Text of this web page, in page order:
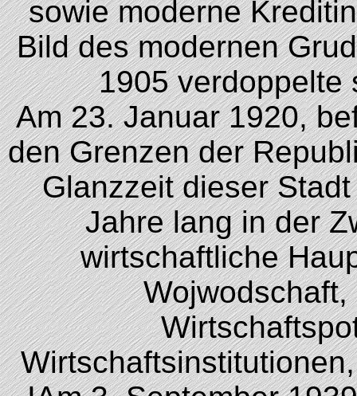
sowie moderne
Bild des modernen
1905 verdoppelte
Am 23. Januar 1920,
den Grenzen der
Glanzzeit dieser
Jahre lang in der
wirtschaftliche